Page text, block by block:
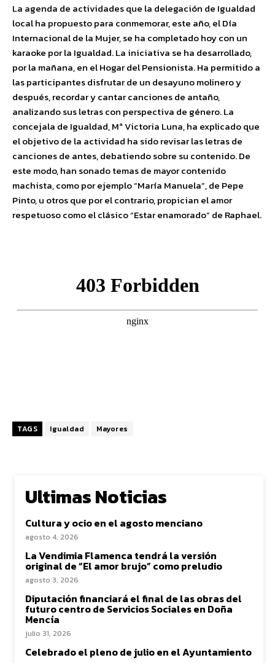
La agenda de actividades que la delegación de Igualdad
local ha propuesto para conmemorar, este año, el Día
Internacional de la Mujer, se ha completado hoy con un
karaoke por la Igualdad. La iniciativa se ha desarrollado,
por la mañana, en el Hogar del Pensionista. Ha permitido a
las participantes disfrutar de un desayuno molinero y
después, recordar y cantar canciones de antaño,
analizando sus letras con perspectiva de género. La
concejala de Igualdad, Mª Victoria Luna, ha explicado que
el objetivo de la actividad ha sido revisar las letras de
canciones de antes, debatiendo sobre su contenido. De
este modo, han sonado temas de mayor contenido
machista, como por ejemplo “María Manuela”, de Pepe
Pinto, u otros que por el contrario, propician el amor
respetuoso como el clásico “Estar enamorado” de Raphael.
TAGS Igualdad Mayores
Ultimas Noticias
Cultura y ocio en el agosto menciano
agosto 4, 2026
La Vendimia Flamenca tendrá la versión
original de “El amor brujo” como preludio
agosto 3, 2026
Diputación financiará el final de las obras del
futuro centro de Servicios Sociales en Doña
Mencía
julio 31, 2026
Celebrado el pleno de julio en el Ayuntamiento